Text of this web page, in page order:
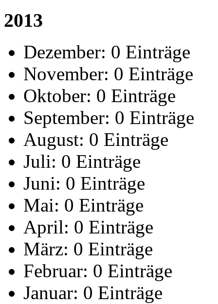
2013
Dezember: 0 Einträge
November: 0 Einträge
Oktober: 0 Einträge
September: 0 Einträge
August: 0 Einträge
Juli: 0 Einträge
Juni: 0 Einträge
Mai: 0 Einträge
April: 0 Einträge
März: 0 Einträge
Februar: 0 Einträge
Januar: 0 Einträge